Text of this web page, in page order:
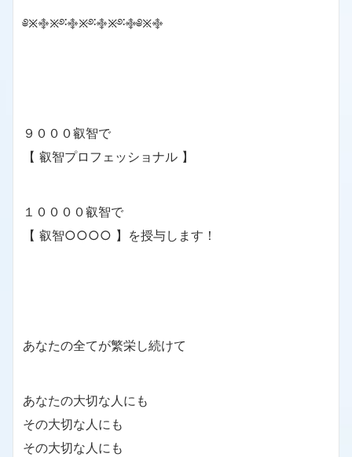
༅྿࿇྿࿔࿒࿇྿࿔࿒࿇྿࿔࿒࿇༅྿࿇
９０００叡智で
【 叡智プロフェッショナル 】
１００００叡智で
【 叡智○○○○ 】を授与します！
あなたの全てが繁栄し続けて
あなたの大切な人にも
その大切な人にも
その大切な人にも